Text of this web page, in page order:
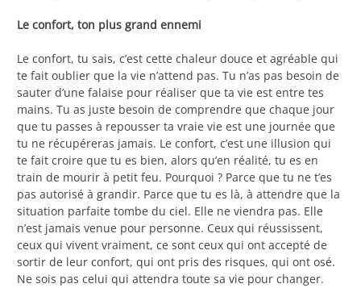
Le confort, ton plus grand ennemi
Le confort, tu sais, c’est cette chaleur douce et agréable qui
te fait oublier que la vie n’attend pas. Tu n’as pas besoin de
sauter d’une falaise pour réaliser que ta vie est entre tes
mains. Tu as juste besoin de comprendre que chaque jour
que tu passes à repousser ta vraie vie est une journée que
tu ne récupéreras jamais. Le confort, c’est une illusion qui
te fait croire que tu es bien, alors qu’en réalité, tu es en
train de mourir à petit feu. Pourquoi ? Parce que tu ne t’es
pas autorisé à grandir. Parce que tu es là, à attendre que la
situation parfaite tombe du ciel. Elle ne viendra pas. Elle
n’est jamais venue pour personne. Ceux qui réussissent,
ceux qui vivent vraiment, ce sont ceux qui ont accepté de
sortir de leur confort, qui ont pris des risques, qui ont osé.
Ne sois pas celui qui attendra toute sa vie pour changer.